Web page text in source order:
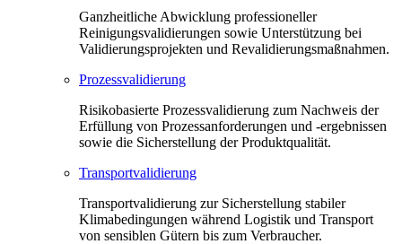
Ganzheitliche Abwicklung professioneller
Reinigungsvalidierungen sowie Unterstützung bei
Validierungsprojekten und Revalidierungsmaßnahmen.
Prozessvalidierung
Risikobasierte Prozessvalidierung zum Nachweis der
Erfüllung von Prozessanforderungen und -ergebnissen
sowie die Sicherstellung der Produktqualität.
Transportvalidierung
Transportvalidierung zur Sicherstellung stabiler
Klimabedingungen während Logistik und Transport
von sensiblen Gütern bis zum Verbraucher.